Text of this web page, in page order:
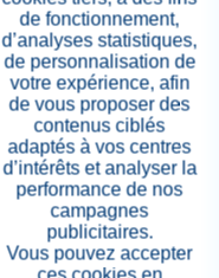
de fonctionnement,
d’analyses statistiques,
de personnalisation de
votre expérience, afin
de vous proposer des
contenus ciblés
adaptés à vos centres
d’intérêts et analyser la
performance de nos
campagnes
publicitaires.
Vous pouvez accepter
ces cookies en